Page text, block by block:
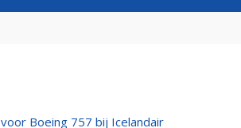
Boeing 757 bij Icelandair